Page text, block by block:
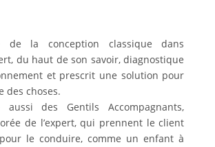
de la conception classique dans
du haut de son savoir, diagnostique
et prescrit une solution pour
des choses.
aussi des Gentils Accompagnants,
de l’expert, qui prennent le client
le conduire, comme un enfant à